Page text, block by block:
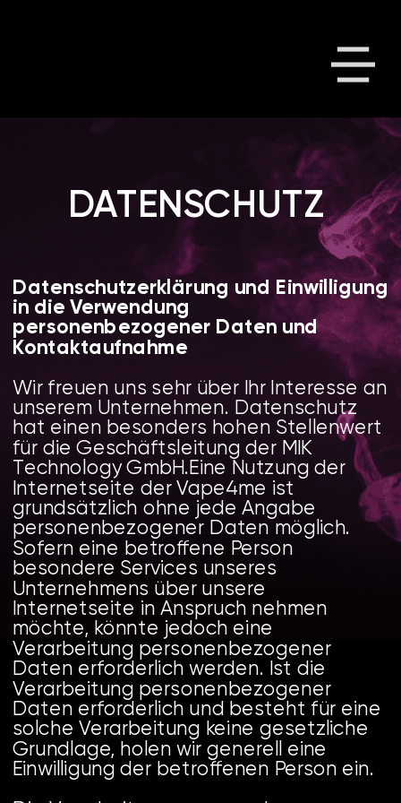
DATENSCHUTZ
Datenschutzerklärung und Einwilligung
in die Verwendung
personenbezogener Daten und
Kontaktaufnahme
Wir freuen uns sehr über Ihr Interesse an
unserem Unternehmen. Datenschutz
hat einen besonders hohen Stellenwert
für die Geschäftsleitung der MIK
Technology GmbH.Eine Nutzung der
Internetseite der Vape4me ist
grundsätzlich ohne jede Angabe
personenbezogener Daten möglich.
Sofern eine betroffene Person
besondere Services unseres
Unternehmens über unsere
Internetseite in Anspruch nehmen
möchte, könnte jedoch eine
Verarbeitung personenbezogener
Daten erforderlich werden. Ist die
Verarbeitung personenbezogener
Daten erforderlich und besteht für eine
solche Verarbeitung keine gesetzliche
Grundlage, holen wir generell eine
Einwilligung der betroffenen Person ein.